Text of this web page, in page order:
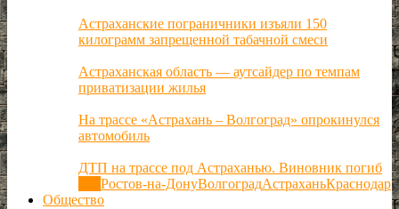
Астраханские пограничники изъяли 150
килограмм запрещенной табачной смеси
Астраханская область — аутсайдер по темпам
приватизации жилья
На трассе «Астрахань – Волгоград» опрокинулся
автомобиль
ДТП на трассе под Астраханью. Виновник погиб
Ростов-на-ДонуВолгоградАстраханьКраснодар
Общество